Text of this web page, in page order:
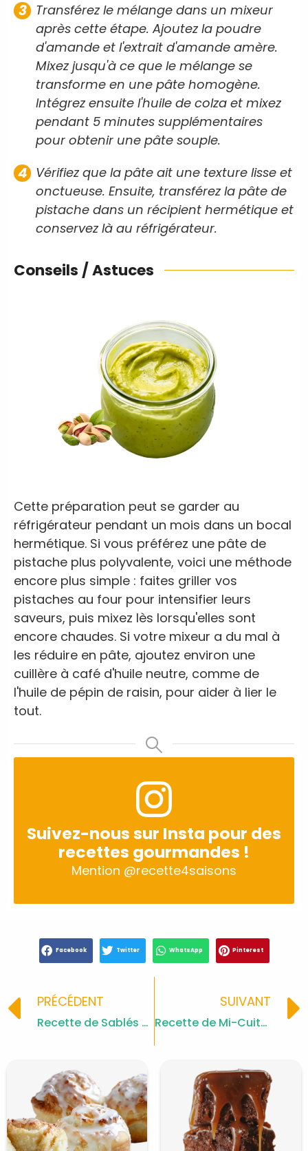
Transférez le mélange dans un mixeur
après cette étape. Ajoutez la poudre
d'amande et l'extrait d'amande amère.
Mixez jusqu'à ce que le mélange se
transforme en une pâte homogène.
Intégrez ensuite l'huile de colza et mixez
pendant 5 minutes supplémentaires
pour obtenir une pâte souple.
Vérifiez que la pâte ait une texture lisse et
onctueuse. Ensuite, transférez la pâte de
pistache dans un récipient hermétique et
conservez là au réfrigérateur.
Conseils / Astuces
Cette préparation peut se garder au
réfrigérateur pendant un mois dans un bocal
hermétique. Si vous préférez une pâte de
pistache plus polyvalente, voici une méthode
encore plus simple : faites griller vos
pistaches au four pour intensifier leurs
saveurs, puis mixez lès lorsqu'elles sont
encore chaudes. Si votre mixeur a du mal à
les réduire en pâte, ajoutez environ une
cuillère à café d'huile neutre, comme de
l'huile de pépin de raisin, pour aider à lier le
tout.
Suivez-nous sur Insta pour des
recettes gourmandes !
Mention @recette4saisons
Facebook Twitter WhatsApp Pinterest
Prev
PRÉCÉDENT
Recette de Sablés Petits Hérissons
SUIVANT
Recette de Mi-Cuits Pistache et Chocolat Blanc